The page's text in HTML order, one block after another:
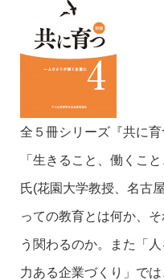
全５冊シリーズ『共に育
「生きること、働くこ
氏(花園大学教授、名古
っての教育とは何か、
う関わるのか。また「
力ある企業づくり」で